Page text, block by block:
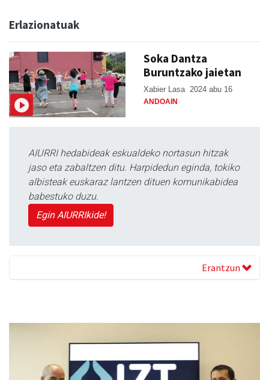
Erlazionatuak
Soka Dantza
Buruntzako jaietan
Xabier Lasa 2024 abu 16
ANDOAIN
AIURRI hedabideak eskualdeko nortasun hitzak
jaso eta zabaltzen ditu. Harpidedun eginda, tokiko
albisteak euskaraz lantzen dituen komunikabidea
babestuko duzu.
Egin AIURRIkide!
Erantzun